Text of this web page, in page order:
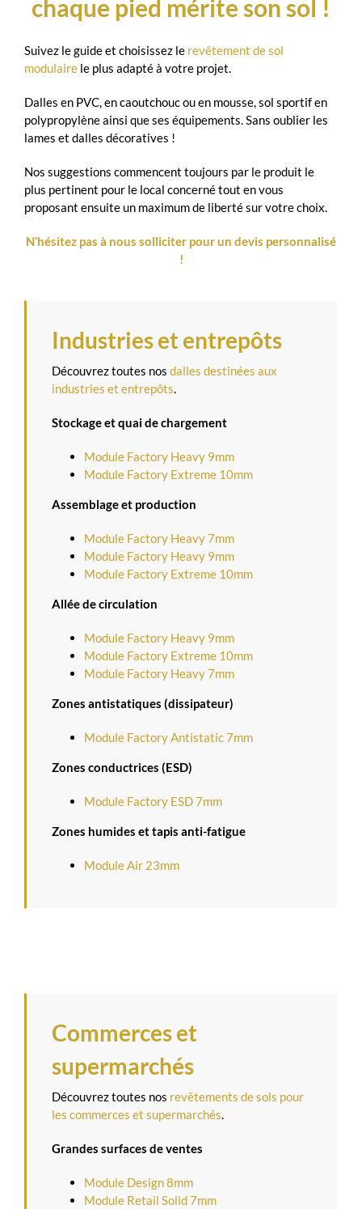
chaque pied mérite son sol !
Suivez le guide et choisissez le revêtement de sol
modulaire le plus adapté à votre projet.
Dalles en PVC, en caoutchouc ou en mousse, sol sportif en
polypropylène ainsi que ses équipements. Sans oublier les
lames et dalles décoratives !
Nos suggestions commencent toujours par le produit le
plus pertinent pour le local concerné tout en vous
proposant ensuite un maximum de liberté sur votre choix.
N’hésitez pas à nous solliciter pour un devis personnalisé
!
Industries et entrepôts
Découvrez toutes nos dalles destinées aux
industries et entrepôts.
Stockage et quai de chargement
Module Factory Heavy 9mm
Module Factory Extreme 10mm
Assemblage et production
Module Factory Heavy 7mm
Module Factory Heavy 9mm
Module Factory Extreme 10mm
Allée de circulation
Module Factory Heavy 9mm
Module Factory Extreme 10mm
Module Factory Heavy 7mm
Zones antistatiques (dissipateur)
Module Factory Antistatic 7mm
Zones conductrices (ESD)
Module Factory ESD 7mm
Zones humides et tapis anti-fatigue
Module Air 23mm
Commerces et
supermarchés
Découvrez toutes nos revêtements de sols pour
les commerces et supermarchés.
Grandes surfaces de ventes
Module Design 8mm
Module Retail Solid 7mm